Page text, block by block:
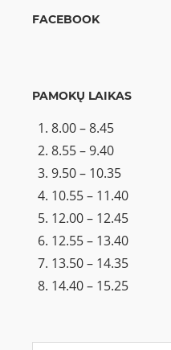
FACEBOOK
PAMOKŲ LAIKAS
8.00 – 8.45
8.55 – 9.40
9.50 – 10.35
10.55 – 11.40
12.00 – 12.45
12.55 – 13.40
13.50 – 14.35
14.40 – 15.25